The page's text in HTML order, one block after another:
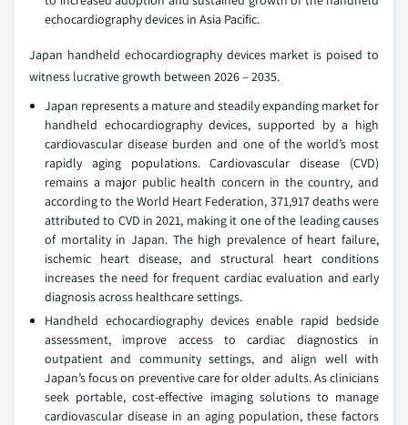
echocardiography devices in Asia Pacific.
Japan handheld echocardiography devices market is poised to
witness lucrative growth between 2026 – 2035.
Japan represents a mature and steadily expanding market for
handheld echocardiography devices, supported by a high
cardiovascular disease burden and one of the world’s most
rapidly aging populations. Cardiovascular disease (CVD)
remains a major public health concern in the country, and
according to the World Heart Federation, 371,917 deaths were
attributed to CVD in 2021, making it one of the leading causes
of mortality in Japan. The high prevalence of heart failure,
ischemic heart disease, and structural heart conditions
increases the need for frequent cardiac evaluation and early
diagnosis across healthcare settings.
Handheld echocardiography devices enable rapid bedside
assessment, improve access to cardiac diagnostics in
outpatient and community settings, and align well with
Japan’s focus on preventive care for older adults. As clinicians
seek portable, cost‑effective imaging solutions to manage
cardiovascular disease in an aging population, these factors